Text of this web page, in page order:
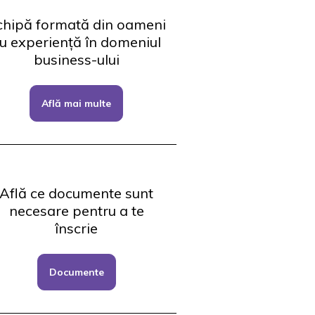
formată din oameni
experiență în domeniul
business-ului
Află mai multe
Află ce documente sunt
necesare pentru a te
înscrie
Documente